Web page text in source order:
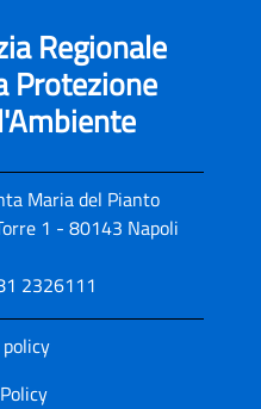
Regionale
Protezione
Maria del Pianto
1 - 80143 Napoli
2326111